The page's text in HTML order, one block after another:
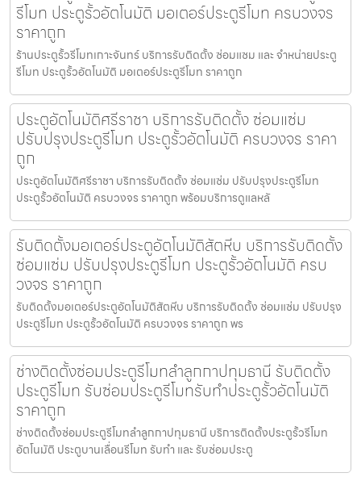
รีโมท ประตูรั้วอัตโนมัติ มอเตอร์ประตูรีโมท ครบวงจร
ราคาถูก
ร้านประตูรั้วรีโมทเกาะจันทร์ บริการรับติดตั้ง ซ่อมแซม และ จำหน่ายประตู
รีโมท ประตูรั้วอัตโนมัติ มอเตอร์ประตูรีโมท ราคาถูก
ประตูอัตโนมัติศรีราชา บริการรับติดตั้ง ซ่อมแซ่ม
ปรับปรุงประตูรีโมท ประตูรั้วอัตโนมัติ ครบวงจร ราคา
ถูก
ประตูอัตโนมัติศรีราชา บริการรับติดตั้ง ซ่อมแซ่ม ปรับปรุงประตูรีโมท
ประตูรั้วอัตโนมัติ ครบวงจร ราคาถูก พร้อมบริการดูแลหลั
รับติดตั้งมอเตอร์ประตูอัตโนมัติสัตหีบ บริการรับติดตั้ง
ซ่อมแซ่ม ปรับปรุงประตูรีโมท ประตูรั้วอัตโนมัติ ครบ
วงจร ราคาถูก
รับติดตั้งมอเตอร์ประตูอัตโนมัติสัตหีบ บริการรับติดตั้ง ซ่อมแซ่ม ปรับปรุง
ประตูรีโมท ประตูรั้วอัตโนมัติ ครบวงจร ราคาถูก พร
ช่างติดตั้งซ่อมประตูรีโมทลำลูกกาปทุมธานี รับติดตั้ง
ประตูรีโมท รับซ่อมประตูรีโมทรับทำประตูรั้วอัตโนมัติ
ราคาถูก
ช่างติดตั้งซ่อมประตูรีโมทลำลูกกาปทุมธานี บริการติดตั้งประตูรั้วรีโมท
อัตโนมัติ ประตูบานเลื่อนรีโมท รับทำ และ รับซ่อมประตู